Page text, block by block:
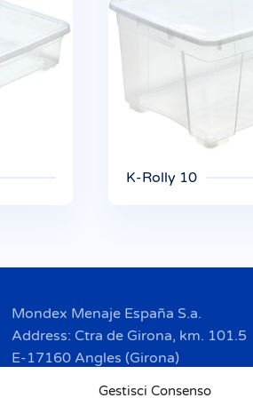
Gestisci Consenso
K-Rolly 10
Mondex Menaje España S.a.
Address: Ctra de Girona, km. 101.5
E-17160 Angles (Girona)